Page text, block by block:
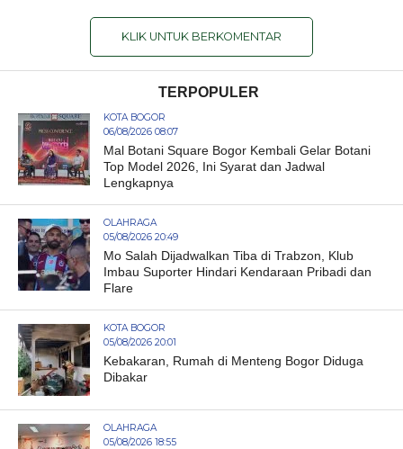
KLIK UNTUK BERKOMENTAR
TERPOPULER
KOTA BOGOR
06/08/2026 08:07
Mal Botani Square Bogor Kembali Gelar Botani
Top Model 2026, Ini Syarat dan Jadwal
Lengkapnya
OLAHRAGA
05/08/2026 20:49
Mo Salah Dijadwalkan Tiba di Trabzon, Klub
Imbau Suporter Hindari Kendaraan Pribadi dan
Flare
KOTA BOGOR
05/08/2026 20:01
Kebakaran, Rumah di Menteng Bogor Diduga
Dibakar
OLAHRAGA
05/08/2026 18:55